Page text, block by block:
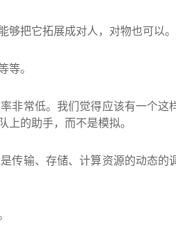
把它拓展成对人，对物也可以。
等。
非常低。我们觉得应该有一个这
上的助手，而不是模拟。
传输、存储、计算资源的动态的